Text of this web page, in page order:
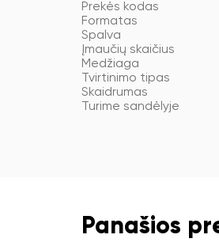
Prekės kodas
Formatas
Spalva
Įmaučių skaičius
Medžiaga
Tvirtinimo tipas
Skaidrumas
Turime sandėlyje
Panašios